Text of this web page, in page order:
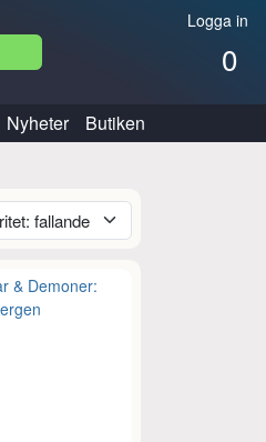
Logga in
0
Nyheter Butiken